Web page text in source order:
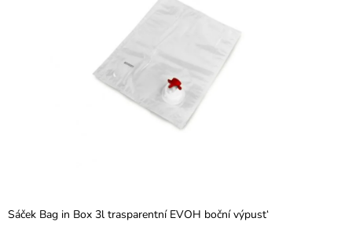
Sáček Bag in Box 3l trasparentní EVOH boční výpust‘